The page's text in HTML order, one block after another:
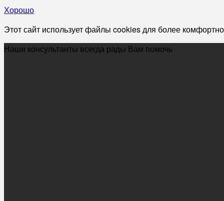
Хорошо
Этот сайт использует файлы cookies для более
Наши консультанты всегда рады Вам помочь